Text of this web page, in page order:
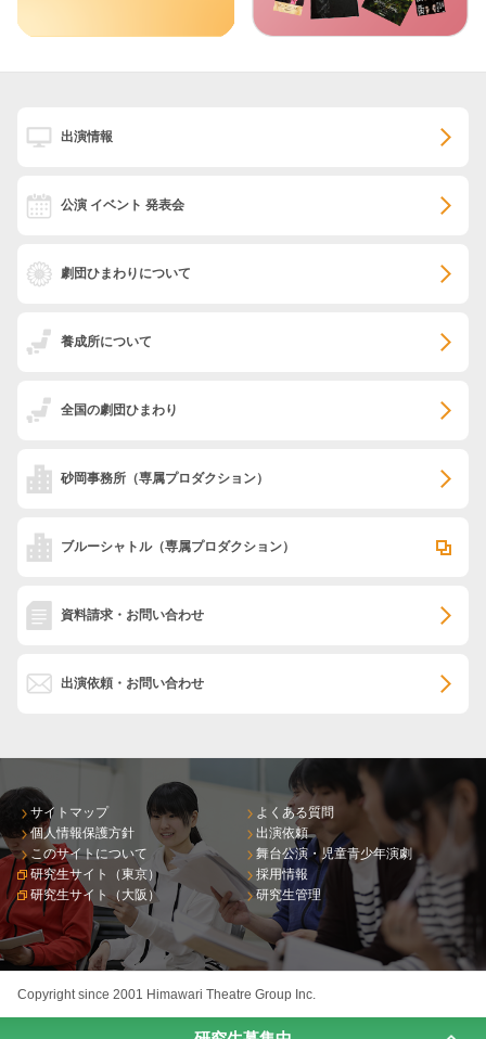
出演情報
公演 イベント 発表会
劇団ひまわりについて
養成所について
全国の劇団ひまわり
砂岡事務所 （専属プロダクション）
ブルーシャトル（専属プロダクション）
資料請求・お問い合わせ
出演依頼・お問い合わせ
サイトマップ
個人情報保護方針
このサイトについて
研究生サイト（東京）
研究生サイト（大阪）
よくある質問
出演依頼
舞台公演・児童青少年演劇
採用情報
研究生管理
Copyright since 2001 Himawari Theatre Group Inc.